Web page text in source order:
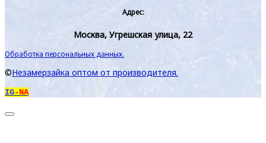
Адрес:
Москва, Угрешская улица, 22
Обработка персональных данных.
©Незамерзайка оптом от производителя.
IG-NA